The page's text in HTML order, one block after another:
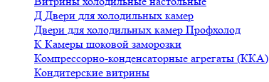
Д Двери для холодильных камер
Двери для холодильных камер Профхолод
К Камеры шоковой заморозки
Компрессорно-конденсаторные агрегаты (ККА)
Кондитерские витрины